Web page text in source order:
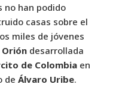
no han podido
casas sobre el
miles de jóvenes
desarrollada
de Colombiaen
de Álvaro Uribe.